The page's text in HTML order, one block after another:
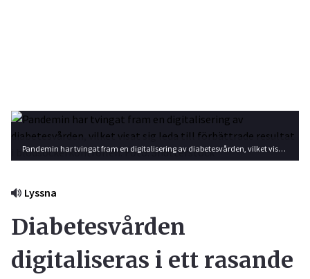
Pandemin har tvingat fram en digitalisering av diabetesvården, vilket visat sig leda till förbättrade resultat i blodsockerkontrollen. Foto: Shutterstock
Lyssna
Diabetesvården
digitaliseras i ett rasande